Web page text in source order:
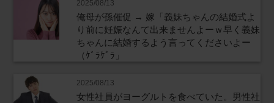
2025/08/13
俺母が孫催促 → 嫁「義妹ちゃんの結婚式よ
り前に妊娠なんて出来ませんよーｗ早く義妹
ちゃんに結婚するよう言ってくださいよー
（ｹﾞﾗｹﾞﾗ」
2025/08/13
女性社員がヨーグルトを食べていた。男性社